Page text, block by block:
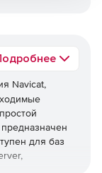
Navicat,
для баз